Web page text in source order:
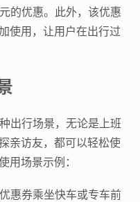
的优惠。此外，该优惠
使用，让用户在出行过
出行场景，无论是上班
亲访友，都可以轻松使
用场景示例：
惠券乘坐快车或专车前